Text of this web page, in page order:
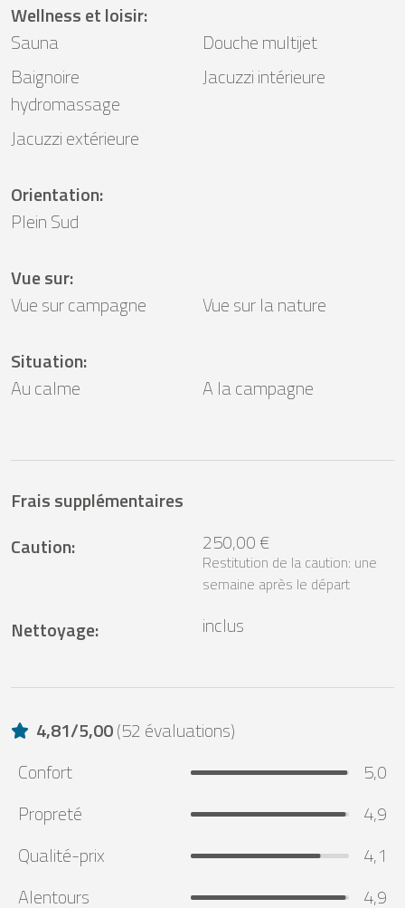
Wellness et loisir:
Sauna
Douche multijet
Baignoire
hydromassage
Jacuzzi intérieure
Jacuzzi extérieure
Orientation:
Plein Sud
Vue sur:
Vue sur campagne
Vue sur la nature
Situation:
Au calme
A la campagne
Frais supplémentaires
Caution: 250,00 €
Restitution de la caution: une
semaine après le départ
Nettoyage: inclus
4,81/5,00(52 évaluations)
Confort
5,0
Propreté
4,9
Qualité-prix
4,1
Alentours
4,9